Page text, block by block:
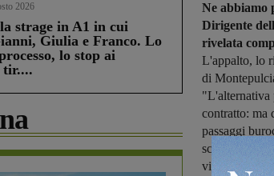
2026
strage in A1 in cui
Giulia e Franco. Lo
lo stop ai
tir....
Ne abbiamo
Dirigente
rivelata
L'appalto, lo
di
"L'alternativa
contratto: ma
passaggi
scorrendo la
vincitore.